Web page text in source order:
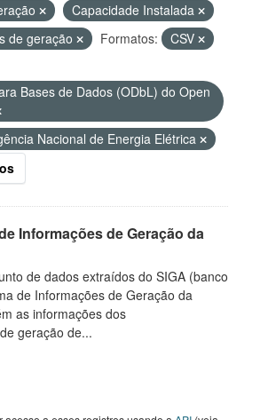
Capacidade Instalada
de geração
Formatos:
CSV
Bases de Dados (ODbL) do Open
Nacional de Energia Elétrica
Informações de Geração da
de dados extraídos do SIGA (banco
de Informações de Geração da
as informações dos
geração de...